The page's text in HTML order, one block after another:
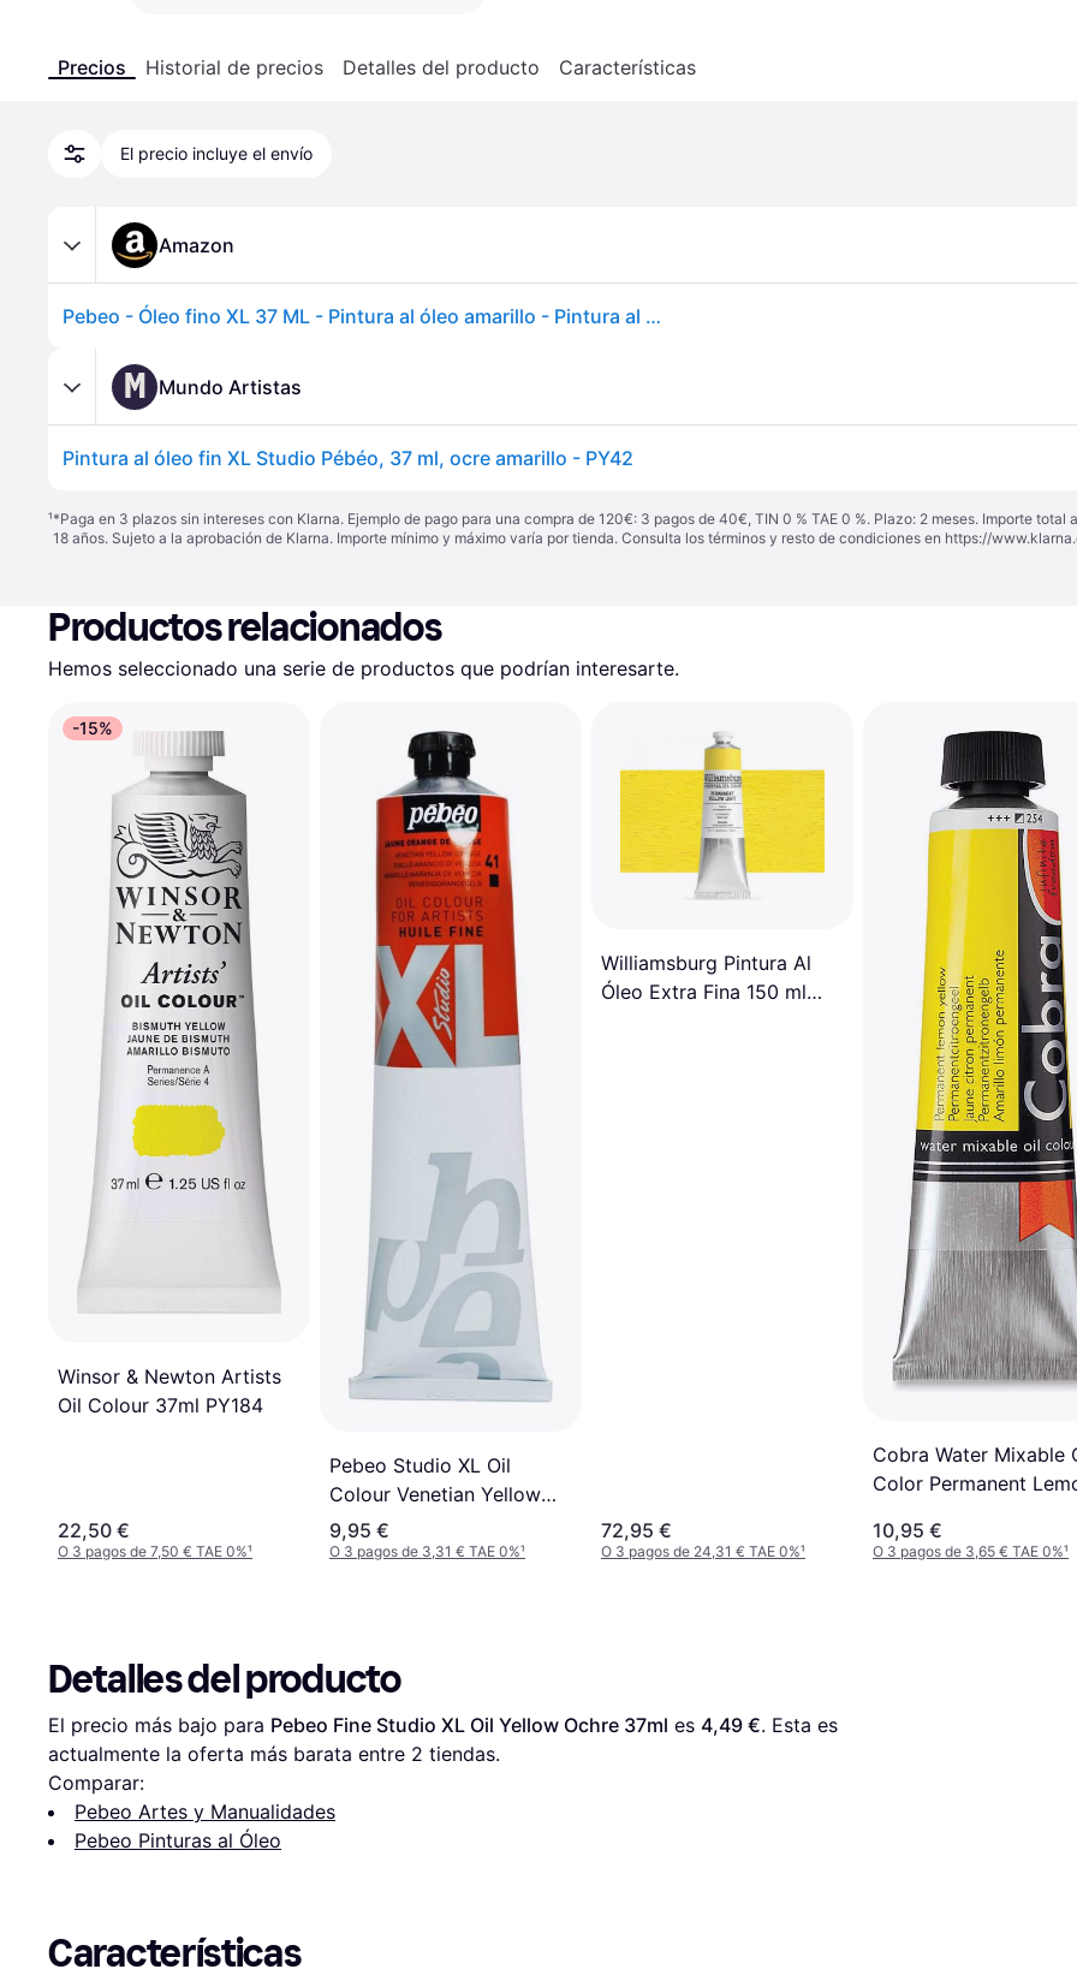
Precios Historial de precios Detalles del producto Características
El precio incluye el envío
Amazon
Pebeo - Óleo fino XL 37 ML - Pintura al óleo amarillo - Pintura al óleo Pebeo - Amarillo Ocre 37 ml
M Mundo Artistas
Pintura al óleo fin XL Studio Pébéo, 37 ml, ocre amarillo - PY42
¹*Paga en 3 plazos sin intereses con Klarna. Ejemplo de pago para una compra de 120€: 3 pagos de 40€, TIN 0 % TAE 0 %. Plazo: 2 meses. Importe
18 años. Sujeto a la aprobación de Klarna. Importe mínimo y máximo varía por tienda. Consulta los términos y resto de condiciones en https://
Productos relacionados
Hemos seleccionado una serie de productos que podrían interesarte.
-15%
Winsor & Newton Artists
Oil Colour 37ml PY184
22,50 €
O 3 pagos de 7,50 € TAE 0%¹
Pebeo Studio XL Oil
Colour Venetian Yellow
Orange 200ml
9,95 €
O 3 pagos de 3,31 € TAE 0%¹
Williamsburg Pintura Al
Óleo Extra Fina 150 ml
72,95 €
O 3 pagos de 24,31 € TAE 0%¹
Cobra Water Mixable
Color Permanent
10,95 €
O 3 pagos de 3,65 € TAE 0%¹
Detalles del producto
El precio más bajo para Pebeo Fine Studio XL Oil Yellow Ochre 37ml es 4,49 €. Esta es
actualmente la oferta más barata entre 2 tiendas.
Comparar:
Pebeo Artes y Manualidades
Pebeo Pinturas al Óleo
Características